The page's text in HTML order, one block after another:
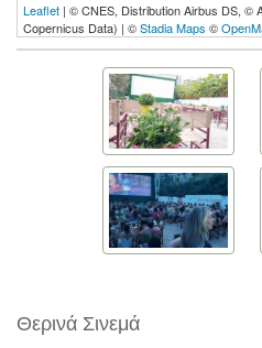
Leaflet | © CNES, Distribution Airbus DS, ©
Copernicus Data) | ©Stadia Maps ©
Θερινά Σινεμά